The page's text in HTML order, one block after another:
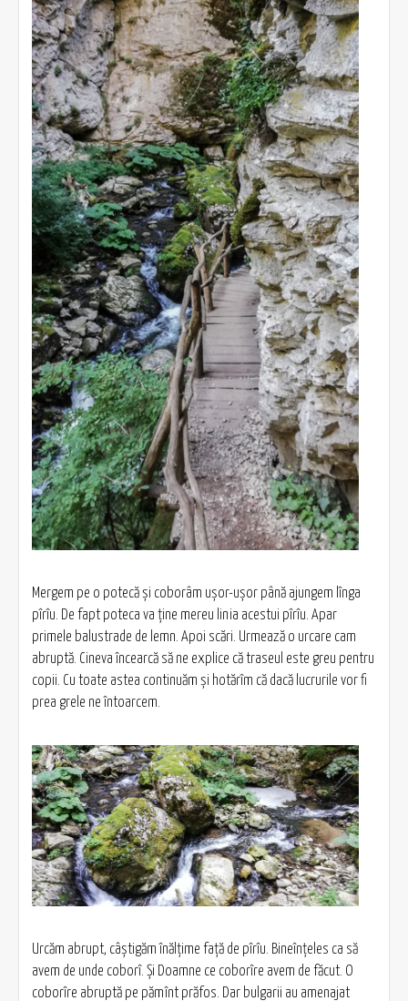
Mergem pe o potecă și coborâm ușor-ușor până ajungem lînga
pîrîu. De fapt poteca va ține mereu linia acestui pîrîu. Apar
primele balustrade de lemn. Apoi scări. Urmează o urcare cam
abruptă. Cineva încearcă să ne explice că traseul este greu pentru
copii. Cu toate astea continuăm și hotărîm că dacă lucrurile vor fi
prea grele ne întoarcem.
Urcăm abrupt, câștigăm înălțime față de pîrîu. Bineînțeles ca să
avem de unde coborî. Și Doamne ce coborîre avem de făcut. O
coborîre abruptă pe pămînt prăfos. Dar bulgarii au amenajat